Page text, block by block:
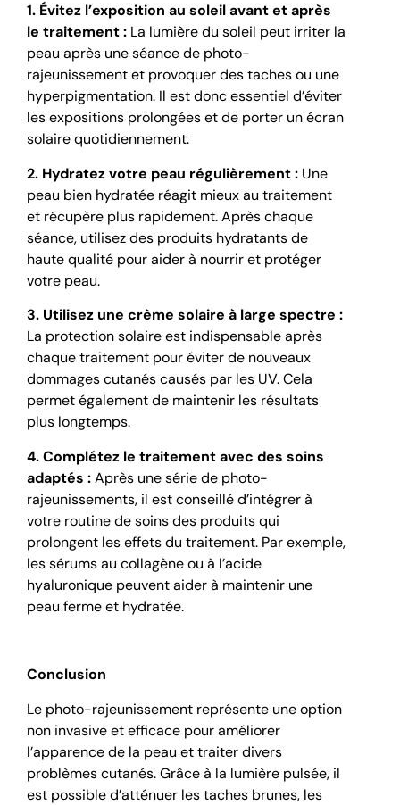
1. Évitez l’exposition au soleil avant et après
le traitement : La lumière du soleil peut irriter la
peau après une séance de photo-
rajeunissement et provoquer des taches ou une
hyperpigmentation. Il est donc essentiel d’éviter
les expositions prolongées et de porter un écran
solaire quotidiennement.
2. Hydratez votre peau régulièrement : Une
peau bien hydratée réagit mieux au traitement
et récupère plus rapidement. Après chaque
séance, utilisez des produits hydratants de
haute qualité pour aider à nourrir et protéger
votre peau.
3. Utilisez une crème solaire à large spectre :
La protection solaire est indispensable après
chaque traitement pour éviter de nouveaux
dommages cutanés causés par les UV. Cela
permet également de maintenir les résultats
plus longtemps.
4. Complétez le traitement avec des soins
adaptés :Après une série de photo-
rajeunissements, il est conseillé d’intégrer à
votre routine de soins des produits qui
prolongent les effets du traitement. Par exemple,
les sérums au collagène ou à l’acide
hyaluronique peuvent aider à maintenir une
peau ferme et hydratée.
Conclusion
Le photo-rajeunissement représente une option
non invasive et efficace pour améliorer
l’apparence de la peau et traiter divers
problèmes cutanés. Grâce à la lumière pulsée, il
est possible d’atténuer les taches brunes, les